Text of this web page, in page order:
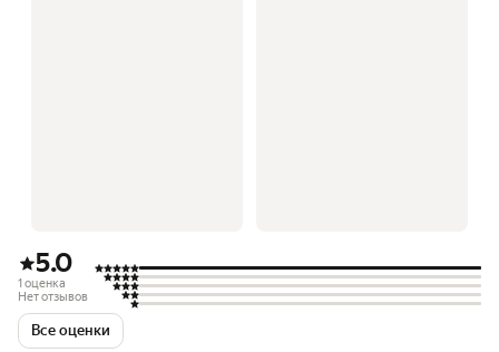
5.0
1 оценка
Нет отзывов
Все оценки